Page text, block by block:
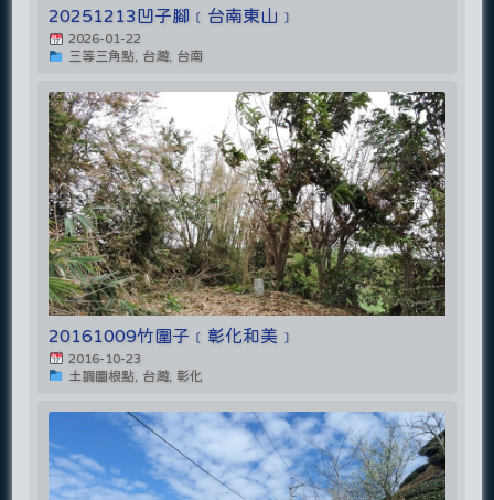
20251213凹子腳﹝台南東山﹞
2026-01-22
三等三角點, 台灣, 台南
20161009竹圍子﹝彰化和美﹞
2016-10-23
土調圖根點, 台灣, 彰化